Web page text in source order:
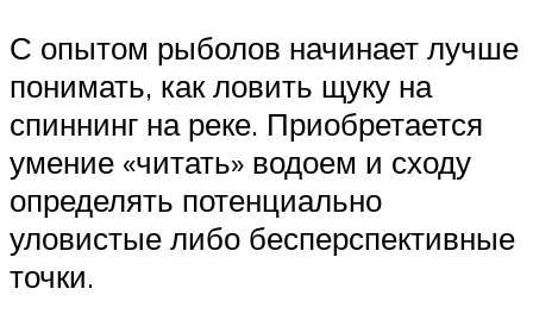
С опытом рыболов начинает лучше
понимать, как ловить щуку на
спиннинг на реке. Приобретается
умение «читать» водоем и сходу
определять потенциально
уловистые либо бесперспективные
точки.